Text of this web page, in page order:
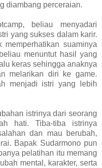
diambang perceraian.
beliau menyadari
yang sukses dalam karir.
suaminya
menuntut hasil yang
keras sehingga anaknya
melarikan diri ke game.
menjadi istri yang lebih
istrinya dari seorang
hati. Tiba-tiba istrinya
dan mau berubah,
Bapak Sudarmono pun
pelatihan itu memang
mental, karakter, serta